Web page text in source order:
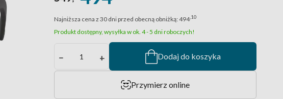
Najniższa cena z 30 dni przed obecną obniżką:494 ,10
Produkt dostępny, wysyłka w ok. 4 - 5 dni roboczych!
− + Dodaj do koszyka
Przymierz online